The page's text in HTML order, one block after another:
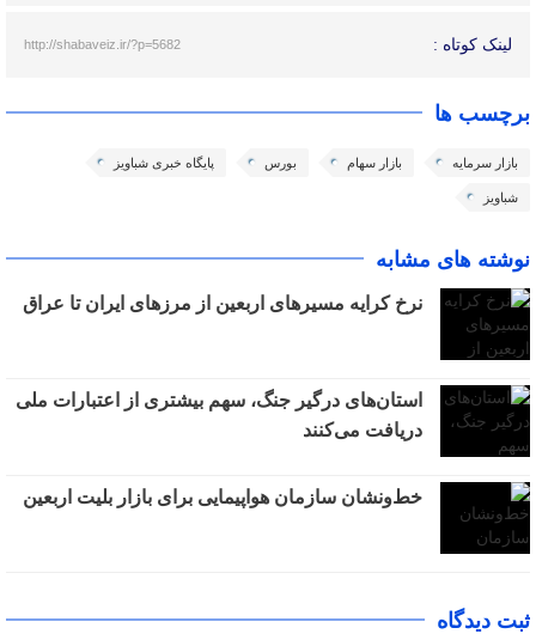
لینک کوتاه : http://shabaveiz.ir/?p=5682
برچسب ها
بازار سرمایه بازار سهام بورس پایگاه خبری شباویز
شباویز
نوشته های مشابه
نرخ کرایه مسیرهای اربعین از مرزهای ایران تا عراق
استان‌های درگیر جنگ، سهم بیشتری از اعتبارات ملی
دریافت می‌کنند
خط‌ونشان سازمان هواپیمایی برای بازار بلیت اربعین
ثبت دیدگاه